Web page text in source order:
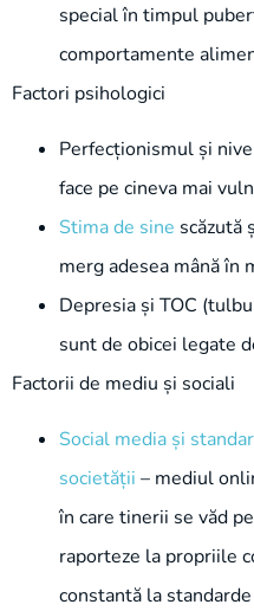
special în timpul
comportamente
Factori psihologici
Perfecționismul și
face pe cineva mai
Stima de sine scăzută
merg adesea mână în
Depresia și TOC
sunt de obicei legate
Factorii de mediu și sociali
Social media și
societății – mediul
în care tinerii se văd
raporteze la propriile
constantă la